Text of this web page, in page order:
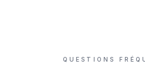
QUESTIONS